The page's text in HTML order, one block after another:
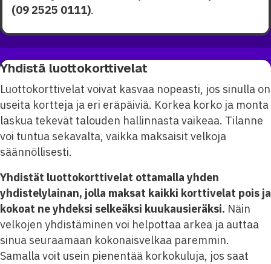
(09 2525 0111).
Yhdistä luottokorttivelat
Luottokorttivelat voivat kasvaa nopeasti, jos sinulla on
useita kortteja ja eri eräpäiviä. Korkea korko ja monta
laskua tekevät talouden hallinnasta vaikeaa. Tilanne
voi tuntua sekavalta, vaikka maksaisit velkoja
säännöllisesti.
Yhdistät luottokorttivelat ottamalla yhden
yhdistelylainan, jolla maksat kaikki korttivelat pois ja
kokoat ne yhdeksi selkeäksi kuukausieräksi. Näin
velkojen yhdistäminen voi helpottaa arkea ja auttaa
sinua seuraamaan kokonaisvelkaa paremmin.
Samalla voit usein pienentää korkokuluja, jos saat